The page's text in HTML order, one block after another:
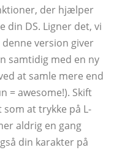
der hjælper
din DS. Ligner det, vi
denne version giver
samtidig med en ny
at samle mere end
= awesome!). Skift
at trykke på L-
aldrig en gang
din karakter på